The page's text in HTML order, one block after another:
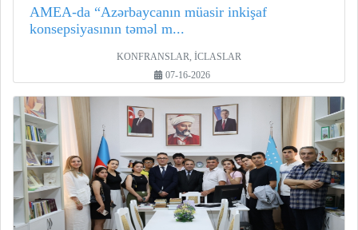
AMEA-da “Azərbaycanın müasir inkişaf
konsepsiyasının təməl m...
KONFRANSLAR, İCLASLAR
07-16-2026